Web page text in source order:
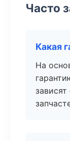
Часто
Какая
На